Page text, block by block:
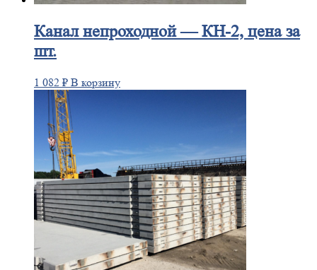
Каналнепроходной — КН-2, цена за
шт.
1 082 ₽ В корзину